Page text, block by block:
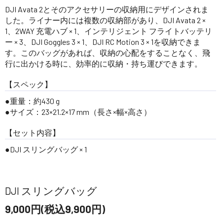
DJI Avata 2とそのアクセサリーの収納用にデザインされま
した。ライナー内には複数の収納部があり、DJI Avata 2 ×
1、2WAY 充電ハブ × 1、インテリジェント フライトバッテリ
ー × 3、DJI Goggles 3 × 1、DJI RC Motion 3 × 1を収納できま
す。このバッグがあれば、収納の心配をすることなく、飛
行に出かける時に、効率的に収納・持ち運びできます。
【スペック】
重量：約430 g
サイズ：23×21.2×17 mm（長さ×幅×高さ）
【セット内容】
DJI スリングバッグ × 1
DJI スリングバッグ
9,000円(税込9,900円)